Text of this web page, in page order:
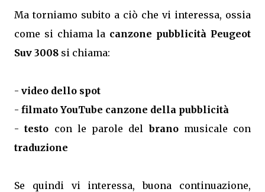
Ma torniamo subito a ciò che vi interessa, ossia
come si chiama la canzone pubblicità Peugeot
Suv 3008 si chiama:
- video dello spot
- filmato YouTube canzone della pubblicità
-testo con le parole delbranomusicale con
traduzione
Se quindi vi interessa, buona continuazione,